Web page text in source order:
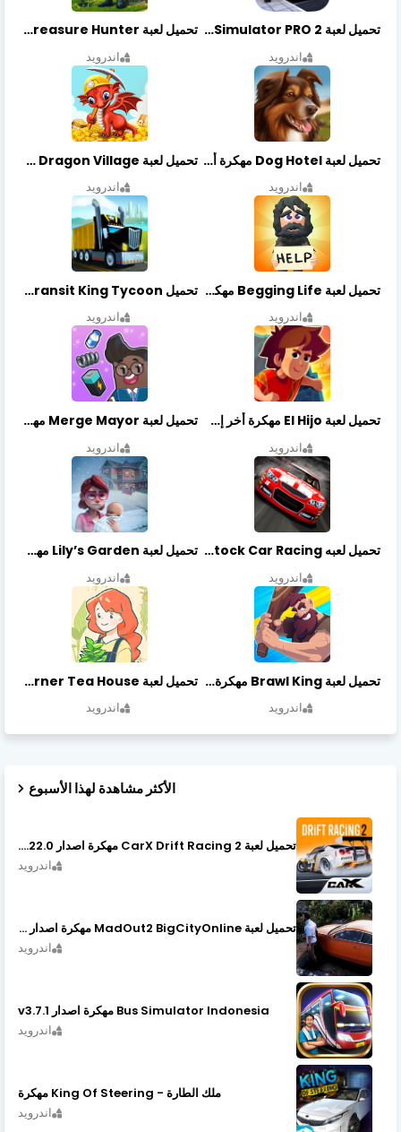
تحميل لعبة Bus Simulator PRO 2 مهكرة أخر إصدار
اندرويد
تحميل لعبة Treasure Hunter مهكرة أخر إصدار
اندرويد
تحميل لعبة Dog Hotel مهكرة أخر إصدار
اندرويد
تحميل لعبة Dragon Village مهكرة أخر إصدار
اندرويد
تحميل لعبة Begging Life مهكرة أخر إصدار
اندرويد
تحميل Transit King Tycoon مهكرة أخر إصدار
اندرويد
تحميل لعبة El Hijo مهكرة أخر إصدار
اندرويد
تحميل لعبة Merge Mayor مهكرة أخر إصدار
اندرويد
تحميل لعبه Stock Car Racing مهكرة أخر إصدار
اندرويد
تحميل لعبة Lily’s Garden مهكرة أخر إصدار
اندرويد
تحميل لعبة Brawl King مهكرة أخر إصدار
اندرويد
تحميل لعبة Little Corner Tea House مهكرة أخر إصدار
اندرويد
الأكثر مشاهدة لهذا الأسبوع
تحميل لعبة CarX Drift Racing 2 مهكرة اصدار v1.22.0
اندرويد
تحميل لعبة MadOut2 BigCityOnline مهكرة اصدار v10.48
اندرويد
Bus Simulator Indonesia مهكرة اصدار v3.7.1
اندرويد
ملك الطارة - King Of Steering مهكرة
اندرويد